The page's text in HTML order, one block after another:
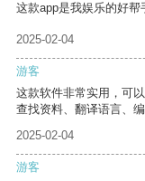
这款app是我娱乐的好帮
2025-02-04
游客
这款软件非常实用，可
查找资料、翻译语言、编
2025-02-04
游客